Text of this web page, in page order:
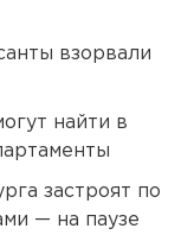
взорвали
найти в
застроят по
— на паузе